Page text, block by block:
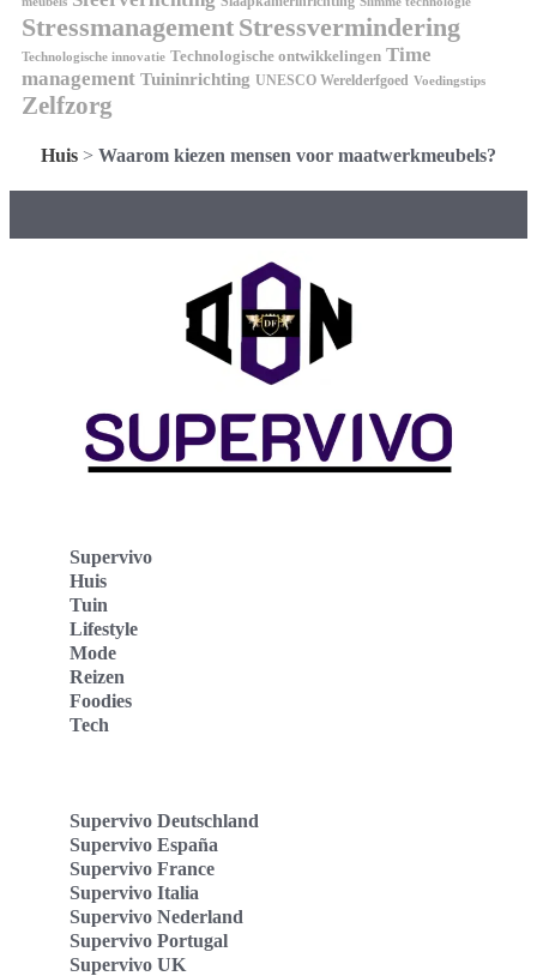
Stressmanagement Stressvermindering
Technologische innovatie Technologische ontwikkelingen Time
management Tuininrichting UNESCO Werelderfgoed Voedingstips
Zelfzorg
Huis > Waarom kiezen mensen voor maatwerkmeubels?
Supervivo
Huis
Tuin
Lifestyle
Mode
Reizen
Foodies
Tech
Supervivo Deutschland
Supervivo España
Supervivo France
Supervivo Italia
Supervivo Nederland
Supervivo Portugal
Supervivo UK